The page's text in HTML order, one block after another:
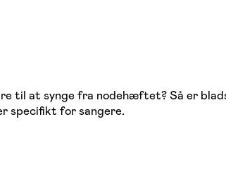
til at synge fra nodehæftet? Så er
specifikt for sangere.